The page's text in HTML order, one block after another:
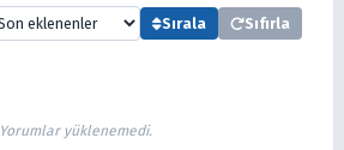
Sırala Sıfırla
Yorumlar yüklenemedi.